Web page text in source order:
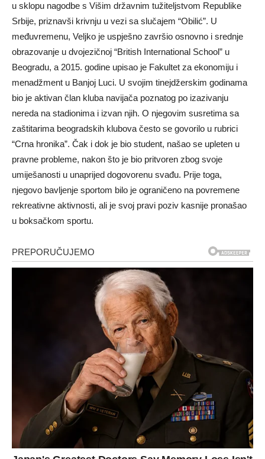
u sklopu nagodbe s Višim državnim tužiteljstvom Republike
Srbije, priznavši krivnju u vezi sa slučajem “Obilić”. U
međuvremenu, Veljko je uspješno završio osnovno i srednje
obrazovanje u dvojezičnoj “British International School” u
Beogradu, a 2015. godine upisao je Fakultet za ekonomiju i
menadžment u Banjoj Luci. U svojim tinejdžerskim godinama
bio je aktivan član kluba navijača poznatog po izazivanju
nereda na stadionima i izvan njih. O njegovim susretima sa
zaštitarima beogradskih klubova često se govorilo u rubrici
“Crna hronika”. Čak i dok je bio student, našao se upleten u
pravne probleme, nakon što je bio pritvoren zbog svoje
umiješanosti u unaprijed dogovorenu svađu. Prije toga,
njegovo bavljenje sportom bilo je ograničeno na povremene
rekreativne aktivnosti, ali je svoj pravi poziv kasnije pronašao
u boksačkom sportu.